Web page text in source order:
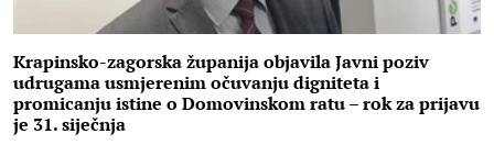
Krapinsko-zagorska županija objavila Javni poziv
udrugama usmjerenim očuvanju digniteta i
promicanju istine o Domovinskom ratu – rok za prijavu
je 31. siječnja